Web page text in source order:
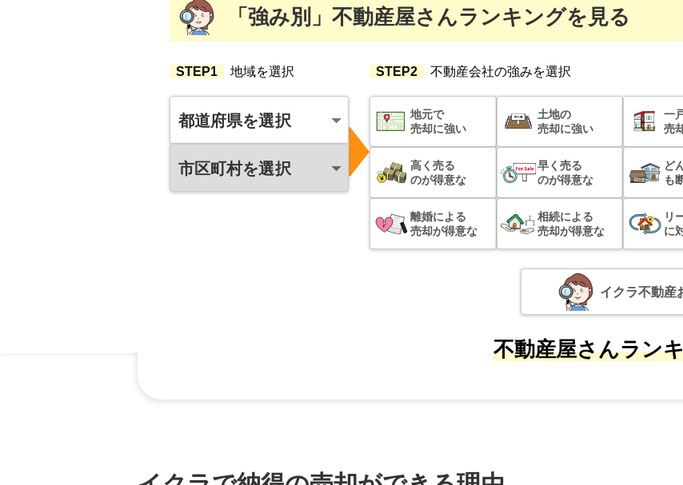
「強み別」 不動産屋さんランキングを見る
STEP1 地域を選択
都道府県を選択
市区町村を選択
STEP2 不動産会社の強みを選択
地元で
売却に強い
土地の
売却に強い
一
売
高く売る
のが得意な
早く売る
のが得意な
ど
も
離婚による
売却が得意な
相続による
売却が得意な
リ
に
イクラ不動産
不動産屋さんラン